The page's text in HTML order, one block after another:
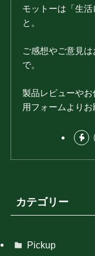
モットーは「生
と。
ご感想やご意見
で。
製品レビューや
用フォームよりお
カテゴリー
Pickup